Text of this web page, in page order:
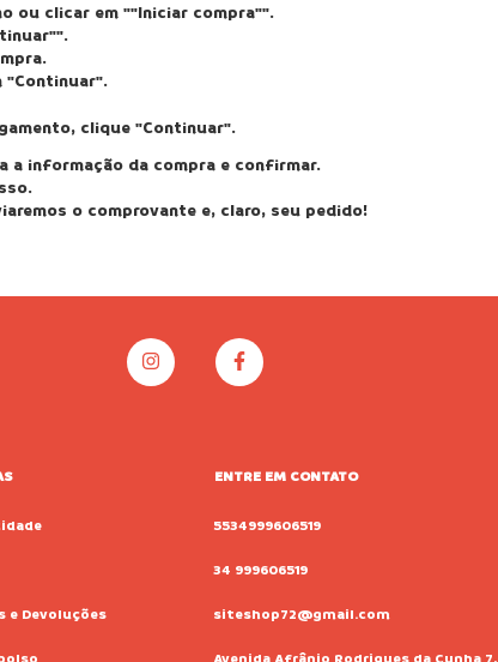
ou clicar em ""Iniciar compra"".
"Continuar".
clique "Continuar".
a informação da compra e confirmar.
o comprovante e, claro, seu pedido!
e Devoluções
ENTRE EM CONTATO
5534999606519
34 999606519
siteshop72@gmail.com